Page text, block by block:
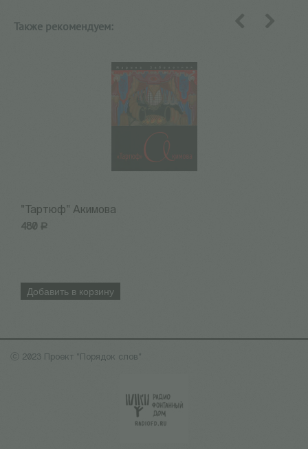
Также рекомендуем:
"Тартюф" Акимова
480 Р
Добавить в корзину
ⓒ 2023 Проект "Порядок слов"